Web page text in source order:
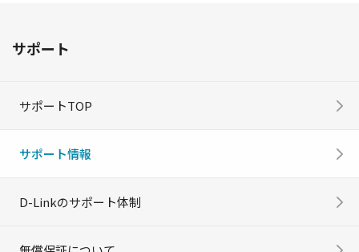
サポート
サポートTOP
サポート情報
D-Linkのサポート体制